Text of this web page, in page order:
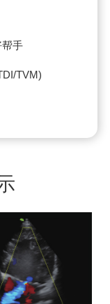
手
TVM)